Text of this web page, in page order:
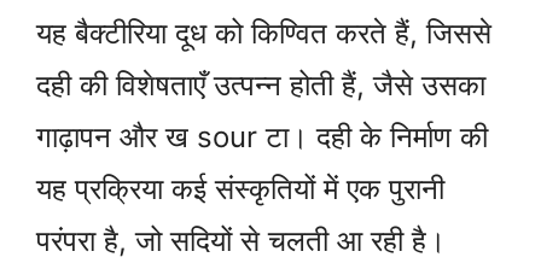
यह बैक्टीरिया दूध को किण्वित करते हैं, जिससे
दही की विशेषताएँ उत्पन्न होती हैं, जैसे उसका
गाढ़ापन और ख sour टा। दही के निर्माण की
यह प्रक्रिया कई संस्कृतियों में एक पुरानी
परंपरा है, जो सदियों से चलती आ रही है।